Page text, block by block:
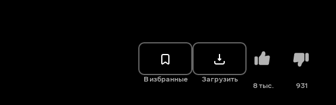
В избранные Загрузить
8 тыс. 931